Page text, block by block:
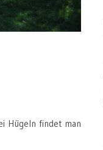
Hügeln findet man